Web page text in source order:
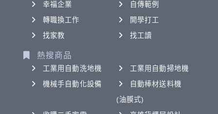
幸福企業
自傳範例
轉職換工作
開學打工
找家教
找工讀
熱搜商品
工業用自動洗地機
工業用自動掃地機
機械手自動化設備
自動棒材送料機
(油膜式)